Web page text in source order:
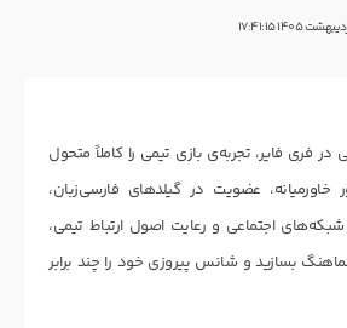
در فری فایر، تجربه‌ی بازی تیمی را کاملاً متحول
خاورمیانه، عضویت در گیلدهای فارسی‌زبان،
اجتماعی و رعایت اصول ارتباط تیمی،
بسازید و شانس پیروزی خود را چند برابر